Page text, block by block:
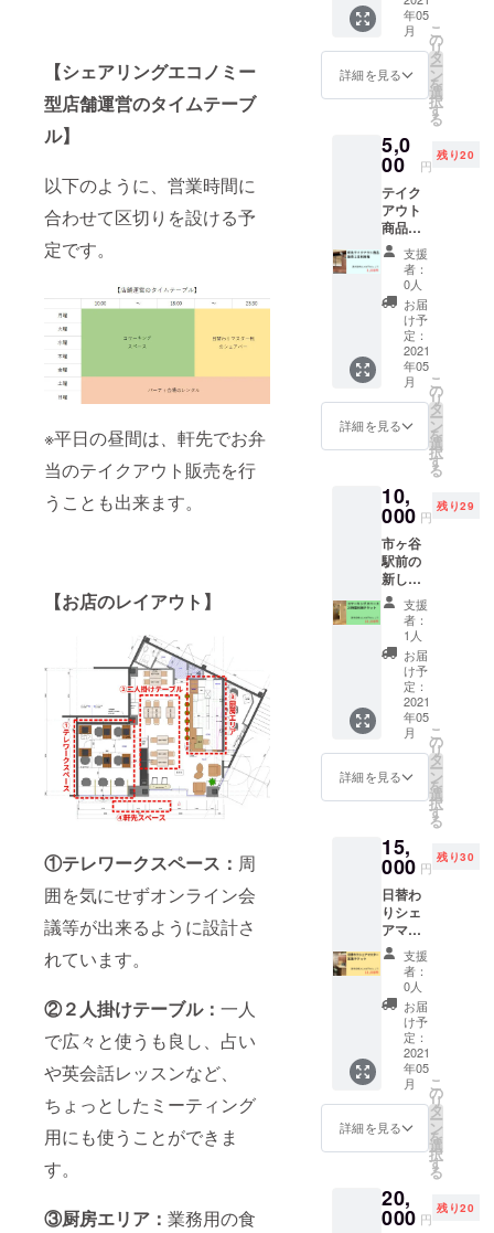
【シェアリングエコノミー
型店舗運営のタイムテーブ
ル】
以下のように、営業時間に
合わせて区切りを設ける予
定です。
※平日の昼間は、 軒先でお弁
当のテイクアウト販売を行
うことも出来ます。
【お店のレイアウト】
①テレワークスペース： 周
囲を気にせずオンライン会
議等が出来るように設計さ
れています。
②２人掛けテーブル： 一人
で広々と使うも良し、占い
や英会話レッスンなど、
ちょっとしたミーティング
用にも使うことができま
す。
③厨房エリア： 業務用の食
限：
2021年
5月から
2021年
8月末ま
で （平
～
18:00、
土日祝
を除
く）
年05
月
詳細を見る
こ
の
リ
タ
ー
ン
を
選
択
す
る
5,0
00 円
残り20
テイク
アウト
商品販
売軒先1
日利用
権 ※有
効期
限：
2021年
5月から
2021年
8月末ま
で （平
日11:00
～
14:00、
を除
く）
支援
者：
0人
お届
け予
定：
2021
年05
月
詳細を見る
こ
の
リ
タ
ー
ン
を
選
択
す
る
10,
000 円
残り29
市ヶ谷
駅前の
新しい
コワー
キング
スペー
ス25時
間利用
チケッ
ト ※有
効期
限：
2021年
5月から
2021年
8月末ま
日10:00
～
18:00、
土日祝
を除
く）
支援
者：
1人
お届
け予
定：
2021
年05
月
詳細を見る
こ
の
リ
タ
ー
ン
を
選
択
す
る
15,
000 円
残り30
日替わ
りシェ
アマス
ター実
施チ
ケット
※有効期
限：
2021年
5月から
2021年
8月末ま
で （平
日18:00
～
23:30、
を除
く）
支援
者：
0人
お届
け予
定：
2021
年05
月
詳細を見る
こ
の
リ
タ
ー
ン
を
選
択
す
る
20,
000 円
残り20